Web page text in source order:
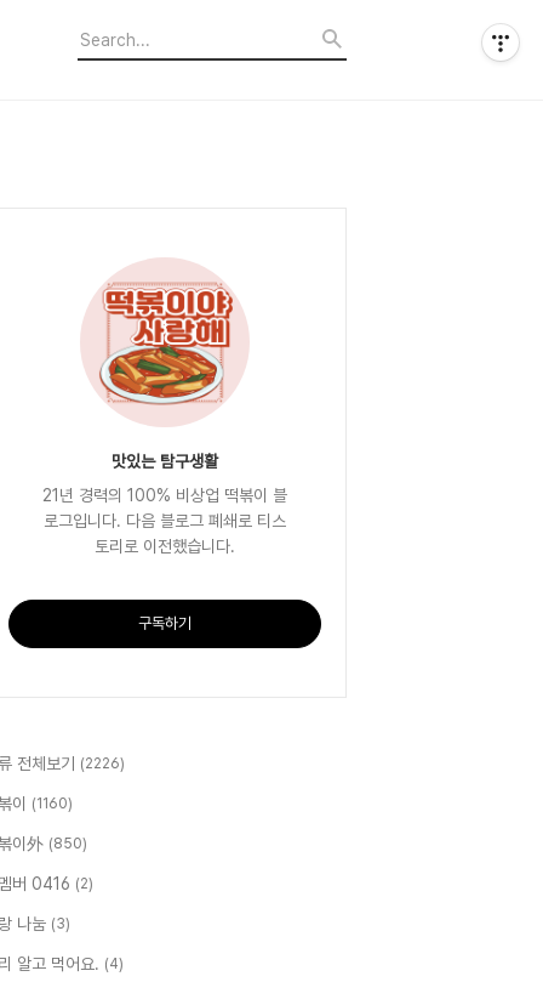
맛있는 탐구생활
21년 경력의 100% 비상업 떡볶이 블
로그입니다. 다음 블로그 폐쇄로 티스
토리로 이전했습니다.
구독하기
전체보기 (2226)
이 (1160)
이外 (850)
버 0416 (2)
나눔 (3)
알고 먹어요. (4)